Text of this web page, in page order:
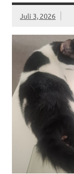
Juli 3, 2026